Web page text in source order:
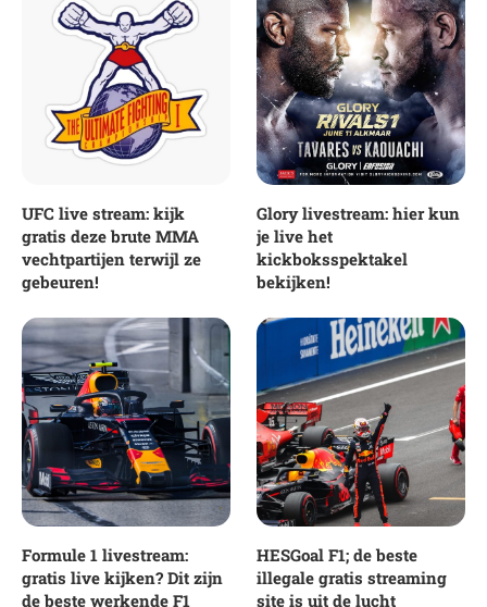
UFC live stream: kijk
gratis deze brute MMA
vechtpartijen terwijl ze
gebeuren!
Glory livestream: hier kun
je live het
kickboksspektakel
bekijken!
Formule 1 livestream:
gratis live kijken? Dit zijn
de beste werkende F1
HESGoal F1; de beste
illegale gratis streaming
site is uit de lucht